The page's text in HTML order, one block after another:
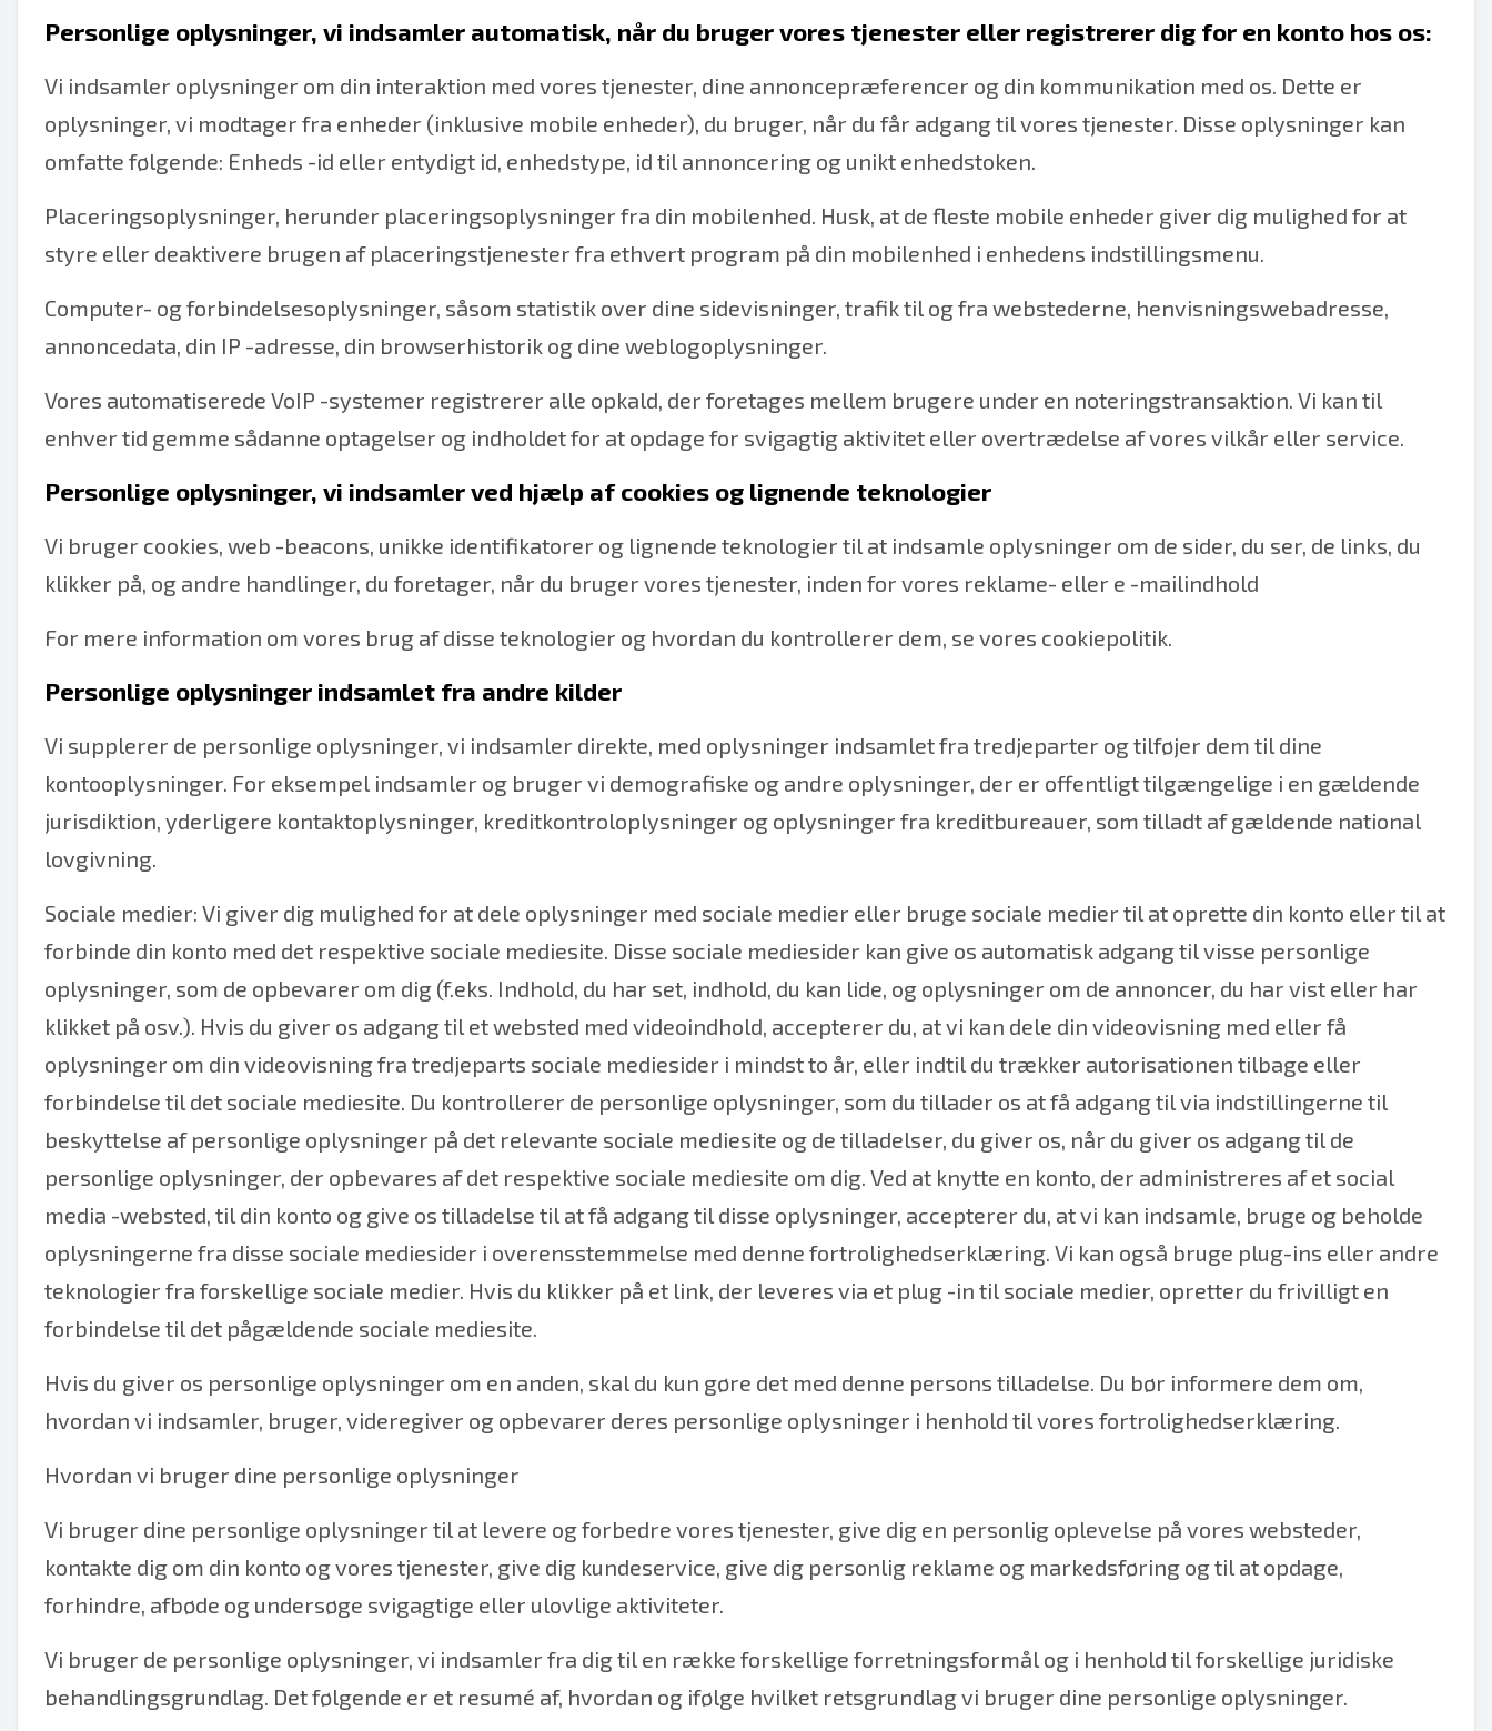
Personlige oplysninger, vi indsamler automatisk, når du bruger vores tjenester eller registrerer dig for en konto hos os:
Vi indsamler oplysninger om din interaktion med vores tjenester, dine annoncepræferencer og din kommunikation med os. Dette er
oplysninger, vi modtager fra enheder (inklusive mobile enheder), du bruger, når du får adgang til vores tjenester. Disse oplysninger kan
omfatte følgende: Enheds -id eller entydigt id, enhedstype, id til annoncering og unikt enhedstoken.
Placeringsoplysninger, herunder placeringsoplysninger fra din mobilenhed. Husk, at de fleste mobile enheder giver dig mulighed for at
styre eller deaktivere brugen af placeringstjenester fra ethvert program på din mobilenhed i enhedens indstillingsmenu.
Computer- og forbindelsesoplysninger, såsom statistik over dine sidevisninger, trafik til og fra webstederne, henvisningswebadresse,
annoncedata, din IP -adresse, din browserhistorik og dine weblogoplysninger.
Vores automatiserede VoIP -systemer registrerer alle opkald, der foretages mellem brugere under en noteringstransaktion. Vi kan til
enhver tid gemme sådanne optagelser og indholdet for at opdage for svigagtig aktivitet eller overtrædelse af vores vilkår eller service.
Personlige oplysninger, vi indsamler ved hjælp af cookies og lignende teknologier
Vi bruger cookies, web -beacons, unikke identifikatorer og lignende teknologier til at indsamle oplysninger om de sider, du ser, de links, du
klikker på, og andre handlinger, du foretager, når du bruger vores tjenester, inden for vores reklame- eller e -mailindhold
For mere information om vores brug af disse teknologier og hvordan du kontrollerer dem, se vores cookiepolitik.
Personlige oplysninger indsamlet fra andre kilder
Vi supplerer de personlige oplysninger, vi indsamler direkte, med oplysninger indsamlet fra tredjeparter og tilføjer dem til dine
kontooplysninger. For eksempel indsamler og bruger vi demografiske og andre oplysninger, der er offentligt tilgængelige i en gældende
jurisdiktion, yderligere kontaktoplysninger, kreditkontroloplysninger og oplysninger fra kreditbureauer, som tilladt af gældende national
lovgivning.
Sociale medier: Vi giver dig mulighed for at dele oplysninger med sociale medier eller bruge sociale medier til at oprette din konto eller til at
forbinde din konto med det respektive sociale mediesite. Disse sociale mediesider kan give os automatisk adgang til visse personlige
oplysninger, som de opbevarer om dig (f.eks. Indhold, du har set, indhold, du kan lide, og oplysninger om de annoncer, du har vist eller har
klikket på osv.). Hvis du giver os adgang til et websted med videoindhold, accepterer du, at vi kan dele din videovisning med eller få
oplysninger om din videovisning fra tredjeparts sociale mediesider i mindst to år, eller indtil du trækker autorisationen tilbage eller
forbindelse til det sociale mediesite. Du kontrollerer de personlige oplysninger, som du tillader os at få adgang til via indstillingerne til
beskyttelse af personlige oplysninger på det relevante sociale mediesite og de tilladelser, du giver os, når du giver os adgang til de
personlige oplysninger, der opbevares af det respektive sociale mediesite om dig. Ved at knytte en konto, der administreres af et social
media -websted, til din konto og give os tilladelse til at få adgang til disse oplysninger, accepterer du, at vi kan indsamle, bruge og beholde
oplysningerne fra disse sociale mediesider i overensstemmelse med denne fortrolighedserklæring. Vi kan også bruge plug-ins eller andre
teknologier fra forskellige sociale medier. Hvis du klikker på et link, der leveres via et plug -in til sociale medier, opretter du frivilligt en
forbindelse til det pågældende sociale mediesite.
Hvis du giver os personlige oplysninger om en anden, skal du kun gøre det med denne persons tilladelse. Du bør informere dem om,
hvordan vi indsamler, bruger, videregiver og opbevarer deres personlige oplysninger i henhold til vores fortrolighedserklæring.
Hvordan vi bruger dine personlige oplysninger
Vi bruger dine personlige oplysninger til at levere og forbedre vores tjenester, give dig en personlig oplevelse på vores websteder,
kontakte dig om din konto og vores tjenester, give dig kundeservice, give dig personlig reklame og markedsføring og til at opdage,
forhindre, afbøde og undersøge svigagtige eller ulovlige aktiviteter.
Vi bruger de personlige oplysninger, vi indsamler fra dig til en række forskellige forretningsformål og i henhold til forskellige juridiske
behandlingsgrundlag. Det følgende er et resumé af, hvordan og ifølge hvilket retsgrundlag vi bruger dine personlige oplysninger.